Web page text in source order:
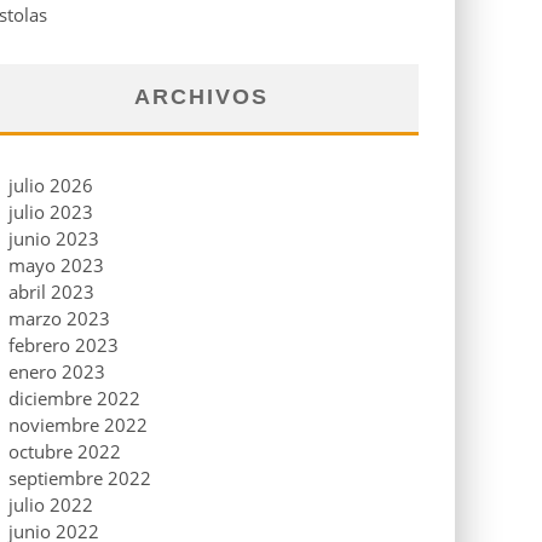
ARCHIVOS
julio 2026
julio 2023
junio 2023
mayo 2023
abril 2023
marzo 2023
febrero 2023
enero 2023
diciembre 2022
noviembre 2022
octubre 2022
septiembre 2022
julio 2022
junio 2022